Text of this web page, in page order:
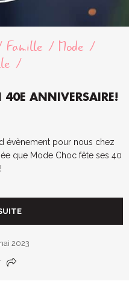
Famille
Mode
40E ANNIVERSAIRE!
évènement pour nous chez
que Mode Choc fête ses 40
2023